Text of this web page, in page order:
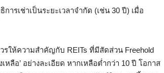
รเช่าเป็นระยะเวลาจำกัด (เช่น 30 ปี) เมื่อ
ให้ความสำคัญกับ REITs ที่มีสัดส่วน Freehold
ลือ’ อย่างละเอียด หากเหลือต่ำกว่า 10 ปี โอกาส